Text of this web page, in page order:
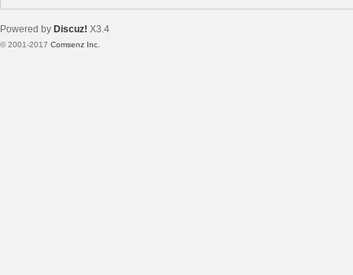
恒
Powered by Discuz! X3.4
© 2001-2017 Comsenz Inc.